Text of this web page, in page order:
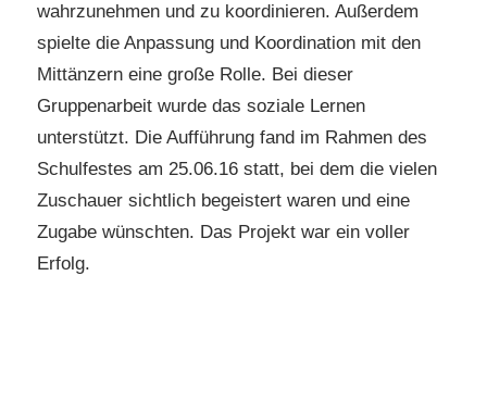
wahrzunehmen und zu koordinieren. Außerdem
spielte die Anpassung und Koordination mit den
Mittänzern eine große Rolle. Bei dieser
Gruppenarbeit wurde das soziale Lernen
unterstützt. Die Aufführung fand im Rahmen des
Schulfestes am 25.06.16 statt, bei dem die vielen
Zuschauer sichtlich begeistert waren und eine
Zugabe wünschten. Das Projekt war ein voller
Erfolg.